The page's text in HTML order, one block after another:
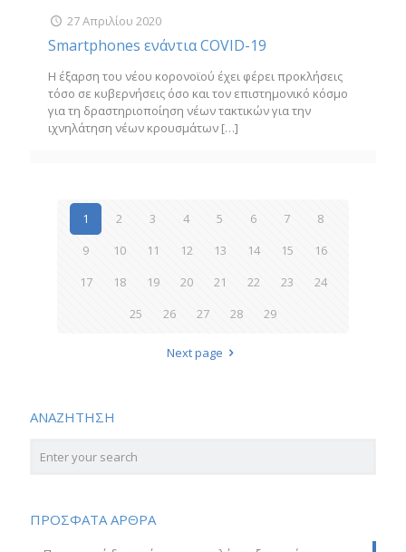
27 Απριλίου 2020
Smartphones ενάντια COVID-19
Η έξαρση του νέου κορονοϊού έχει φέρει προκλήσεις
τόσο σε κυβερνήσεις όσο και τον επιστημονικό κόσμο
για τη δραστηριοποίηση νέων τακτικών για την
ιχνηλάτηση νέων κρουσμάτων […]
1 2 3 4 5 6 7
8
9
10 11 12 13 14 15
16
17
18 19 20 21 22 23
24
25
26 27 28 29
Next page
ΑΝΑΖΗΤΗΣΗ
ΠΡΟΣΦΑΤΑ ΑΡΘΡΑ